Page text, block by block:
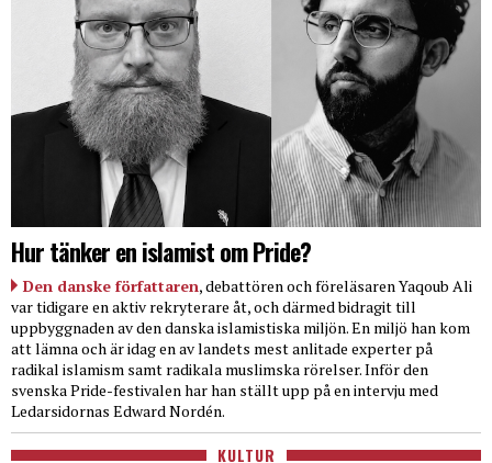
Hur tänker en islamist om Pride?
Den danske författaren, debattören och föreläsaren Yaqoub Ali
var tidigare en aktiv rekryterare åt, och därmed bidragit till
uppbyggnaden av den danska islamistiska miljön. En miljö han kom
att lämna och är idag en av landets mest anlitade experter på
radikal islamism samt radikala muslimska rörelser. Inför den
svenska Pride-festivalen har han ställt upp på en intervju med
Ledarsidornas Edward Nordén.
KULTUR